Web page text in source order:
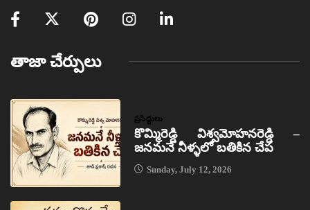
తాజా చేర్పులు
ప్రసిద్ధులు
కొమ్మిరెడ్డి విశ్వమోహనరెడ్డి –
జనమనే నీళ్ళలో బతికిన చేప
Sunday, July 12, 2026